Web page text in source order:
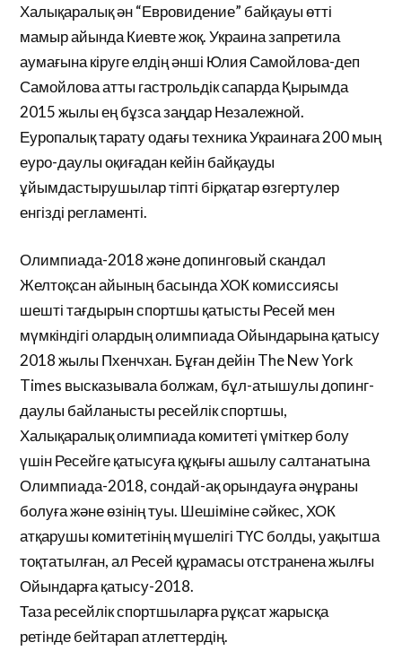
Халықаралық ән “Евровидение” байқауы өтті
мамыр айында Киевте жоқ. Украина запретила
аумағына кіруге елдің әнші Юлия Самойлова-деп
Самойлова атты гастрольдік сапарда Қырымда
2015 жылы ең бұзса заңдар Незалежной.
Еуропалық тарату одағы техника Украинаға 200 мың
еуро-даулы оқиғадан кейін байқауды
ұйымдастырушылар тіпті бірқатар өзгертулер
енгізді регламенті.
Олимпиада-2018 және допинговый скандал
Желтоқсан айының басында ХОК комиссиясы
шешті тағдырын спортшы қатысты Ресей мен
мүмкіндігі олардың олимпиада Ойындарына қатысу
2018 жылы Пхенчхан. Бұған дейін The New York
Times высказывала болжам, бұл-атышулы допинг-
даулы байланысты ресейлік спортшы,
Халықаралық олимпиада комитеті үміткер болу
үшін Ресейге қатысуға құқығы ашылу салтанатына
Олимпиада-2018, сондай-ақ орындауға әнұраны
болуға және өзінің туы. Шешіміне сәйкес, ХОК
атқарушы комитетінің мүшелігі ТҮС болды, уақытша
тоқтатылған, ал Ресей құрамасы отстранена жылғы
Ойындарға қатысу-2018.
Таза ресейлік спортшыларға рұқсат жарысқа
ретінде бейтарап атлеттердің.